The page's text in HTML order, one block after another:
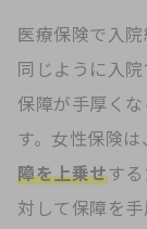
医療保険で入
同じように入
保障が手厚く
す。女性保険は、
障を上乗せする
対して保障を